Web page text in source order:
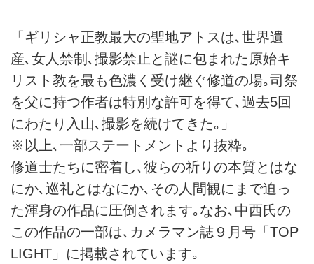
「ギリシャ正教最大の聖地アトスは､世界遺
産､女人禁制､撮影禁止と謎に包まれた原始キ
リスト教を最も色濃く受け継ぐ修道の場｡司祭
を父に持つ作者は特別な許可を得て､過去5回
にわたり入山､撮影を続けてきた｡」
※以上､一部ステートメントより抜粋｡
修道士たちに密着し､彼らの祈りの本質とはな
にか､巡礼とはなにか､その人間観にまで迫っ
た渾身の作品に圧倒されます｡なお､中西氏の
この作品の一部は､カメラマン誌９月号「TOP
LIGHT」に掲載されています｡